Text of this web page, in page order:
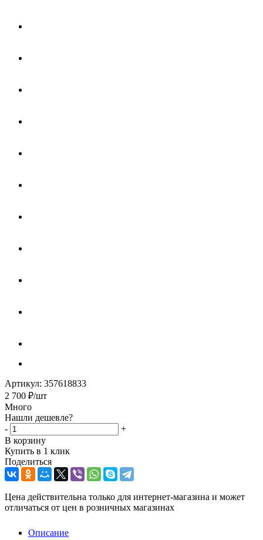
Артикул: 357618833
2 700 ₽/шт
Много
Нашли дешевле?
-
+
В корзину
Купить в 1 клик
Поделиться
Цена действительна только для интернет-магазина и может
отличаться от цен в розничных магазинах
Описание